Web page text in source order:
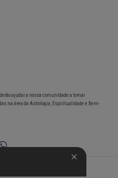
ajudar a nossa comunidade a tomar
na área da Astrologia, Espiritualidade e Bem-